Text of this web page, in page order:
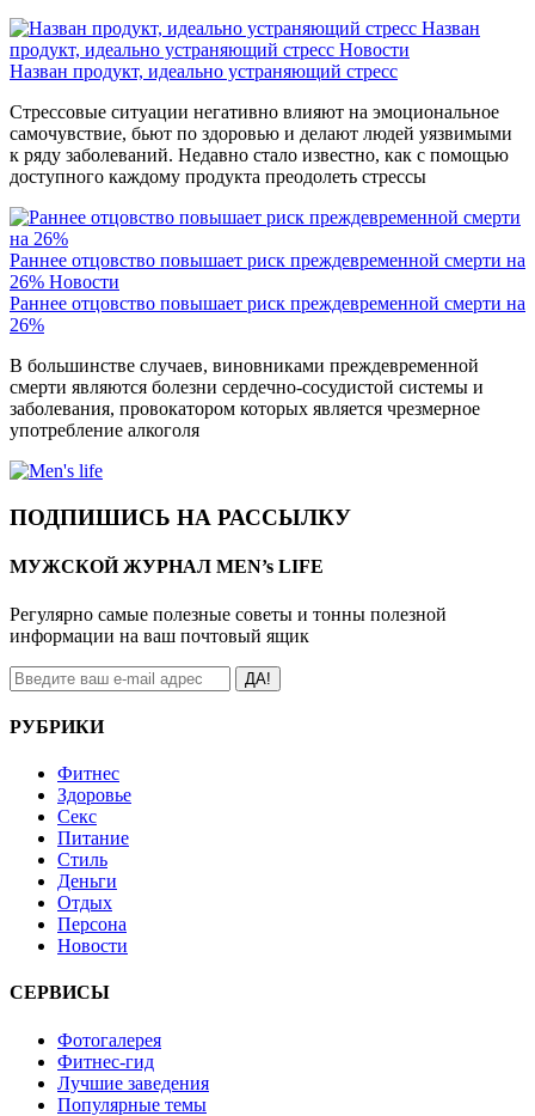
Назван
продукт, идеально устраняющий стресс Новости
Назван продукт, идеально устраняющий стресс
Стрессовые ситуации негативно влияют на эмоциональное
самочувствие, бьют по здоровью и делают людей уязвимыми
к ряду заболеваний. Недавно стало известно, как с помощью
доступного каждому продукта преодолеть стрессы
Раннее отцовство повышает риск преждевременной смерти на
26% Новости
Раннее отцовство повышает риск преждевременной смерти на
26%
В большинстве случаев, виновниками преждевременной
смерти являются болезни сердечно-сосудистой системы и
заболевания, провокатором которых является чрезмерное
употребление алкоголя
ПОДПИШИСЬ НА РАССЫЛКУ
МУЖСКОЙ ЖУРНАЛ MEN’s LIFE
Регулярно самые полезные советы и тонны полезной
информации на ваш почтовый ящик
ДА!
РУБРИКИ
Фитнес
Здоровье
Секс
Питание
Стиль
Деньги
Отдых
Персона
Новости
СЕРВИСЫ
Фотогалерея
Фитнес-гид
Лучшие заведения
Популярные темы